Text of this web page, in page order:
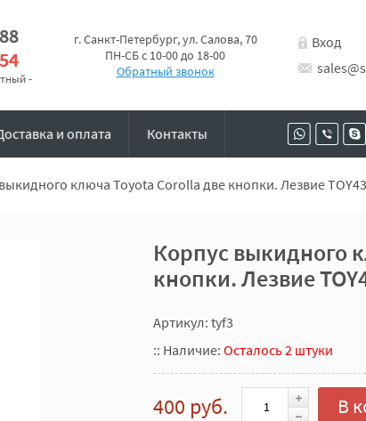
-
г. Санкт-Петербург, ул. Салова, 70
ПН-СБ с 10-00 до 18-00
Обратный звонок
Вход
и оплата Контакты
ключа Toyota Corolla две кнопки. Лезвие TOY43
Корпус выкидного
кнопки. Лезвие
Артикул: tyf3
:: Наличие: Осталось 2 штуки
400 руб. В